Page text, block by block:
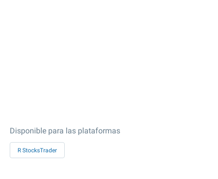
Disponible para las plataformas
R StocksTrader